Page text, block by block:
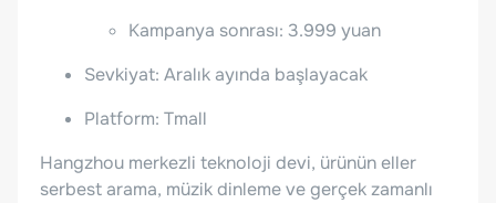
Kampanya sonrası: 3.999 yuan
Sevkiyat: Aralık ayında başlayacak
Platform: Tmall
Hangzhou merkezli teknoloji devi, ürünün eller
serbest arama, müzik dinleme ve gerçek zamanlı